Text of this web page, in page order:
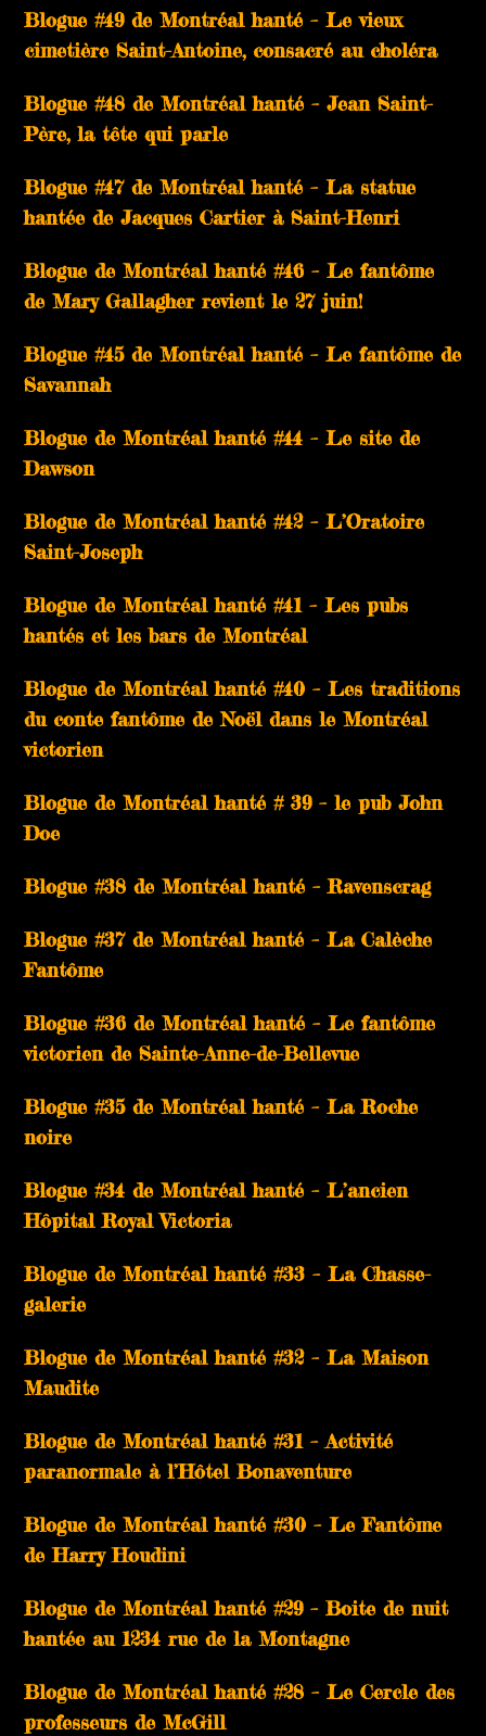
Blogue #49 de Montréal hanté – Le vieux
cimetière Saint-Antoine, consacré au choléra
Blogue #48 de Montréal hanté – Jean Saint-
Père, la tête qui parle
Blogue #47 de Montréal hanté – La statue
hantée de Jacques Cartier à Saint-Henri
Blogue de Montréal hanté #46 – Le fantôme
de Mary Gallagher revient le 27 juin!
Blogue #45 de Montréal hanté – Le fantôme de
Savannah
Blogue de Montréal hanté #44 – Le site de
Dawson
Blogue de Montréal hanté #42 – L’Oratoire
Saint-Joseph
Blogue de Montréal hanté #41 – Les pubs
hantés et les bars de Montréal
Blogue de Montréal hanté #40 – Les traditions
du conte fantôme de Noël dans le Montréal
victorien
Blogue de Montréal hanté # 39 – le pub John
Doe
Blogue #38 de Montréal hanté – Ravenscrag
Blogue #37 de Montréal hanté – La Calèche
Fantôme
Blogue #36 de Montréal hanté – Le fantôme
victorien de Sainte-Anne-de-Bellevue
Blogue #35 de Montréal hanté – La Roche
noire
Blogue #34 de Montréal hanté – L’ancien
Hôpital Royal Victoria
Blogue de Montréal hanté #33 – La Chasse-
galerie
Blogue de Montréal hanté #32 – La Maison
Maudite
Blogue de Montréal hanté #31 – Activité
paranormale à l’Hôtel Bonaventure
Blogue de Montréal hanté #30 – Le Fantôme
de Harry Houdini
Blogue de Montréal hanté #29 – Boite de nuit
hantée au 1234 rue de la Montagne
Blogue de Montréal hanté #28 – Le Cercle des
professeurs de McGill